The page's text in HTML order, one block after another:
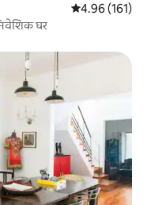
औसत रेटिंग 5 में से
4.96 (161)
घर